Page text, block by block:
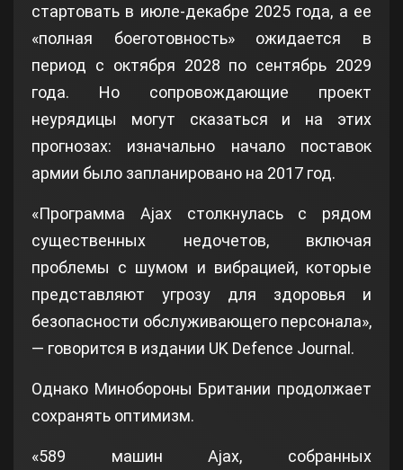
стартовать в июле-декабре 2025 года, а ее
«полная боеготовность» ожидается в
период с октября 2028 по сентябрь 2029
года. Но сопровождающие проект
неурядицы могут сказаться и на этих
прогнозах: изначально начало поставок
армии было запланировано на 2017 год.
«Программа Ajax столкнулась с рядом
существенных недочетов, включая
проблемы с шумом и вибрацией, которые
представляют угрозу для здоровья и
безопасности обслуживающего персонала»,
— говорится в издании UK Defence Journal.
Однако Минобороны Британии продолжает
сохранять оптимизм.
«589 машин Ajax, собранных